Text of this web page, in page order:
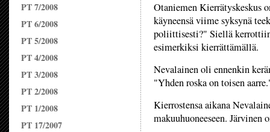
PT 7/2008
PT 6/2008
PT 5/2008
PT 4/2008
PT 3/2008
PT 2/2008
PT 1/2008
PT 17/2007
Otaniemen Kierrätyskeskus
käyneensä viime syksynä
poliittisesti?" Siellä
esimerkiksi kierrättämällä.
Nevalainen oli ennenkin
"Yhden roska on toisen
Kierrostensa aikana
makuuhuoneeseen.